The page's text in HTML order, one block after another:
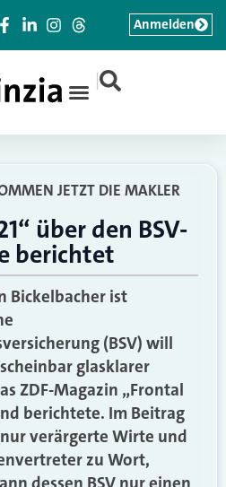
|
Anmelden
JETZT DIE MAKLER
über den BSV-
berichtet
Bickelbacher ist
(BSV) will
glasklarer
ZDF-Magazin „Frontal
berichtete. Im Beitrag
verärgerte Wirte und
zu Wort,